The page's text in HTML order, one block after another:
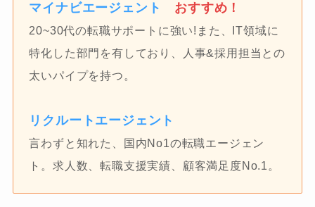
マイナビエージェント おすすめ！
20~30代の転職サポートに強い!また、IT領域に
特化した部門を有しており、人事&採用担当との
太いパイプを持つ。
リクルートエージェント
言わずと知れた、国内No1の転職エージェン
ト。求人数、転職支援実績、顧客満足度No.1。